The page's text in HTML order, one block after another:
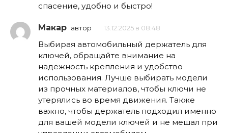
спасение, удобно и быстро!
Макар автор 13.12.2025 в 08:48
Выбирая автомобильный держатель для
ключей, обращайте внимание на
надежность крепления и удобство
использования. Лучше выбирать модели
из прочных материалов, чтобы ключи не
утерялись во время движения. Также
важно, чтобы держатель подходил именно
для вашей модели ключей и не мешал при